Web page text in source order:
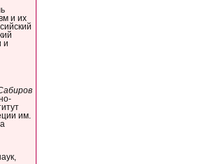
и их
и
им.